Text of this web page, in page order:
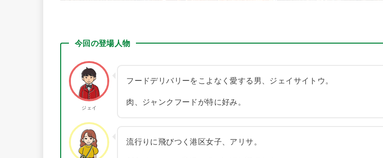
今回の登場人物
ジェイ
フードデリバリーをこよなく愛する男、ジェイサイトウ。
肉、ジャンクフードが特に好み。
流行りに飛びつく港区女子、アリサ。